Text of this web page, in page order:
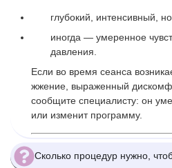
глубокий, интенсивный,
иногда — умеренное
давления.
Если во время сеанса
жжение, выраженный
сообщите специалисту: он
или изменит программу.
Сколько процедур нужно,